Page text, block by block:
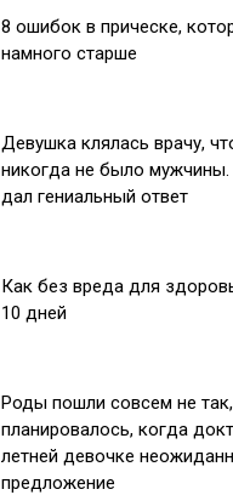
8 ошибок в прическе,
намного старше
Девушка клялась врачу,
никогда не было мужчины.
дал гениальный ответ
Как без вреда для
10 дней
Роды пошли совсем не
планировалось, когда
летней девочке
предложение